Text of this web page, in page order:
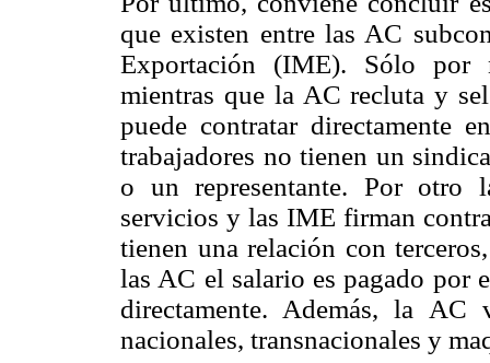
que existen entre las AC
Exportación (IME). Sólo por
mientras que la AC recluta y
puede contratar directamente
trabajadores no tienen un
o un representante. Por otro
servicios y las IME firman
tienen una relación con
las AC el salario es pagado por
directamente. Además, la AC
nacionales, transnacionales y